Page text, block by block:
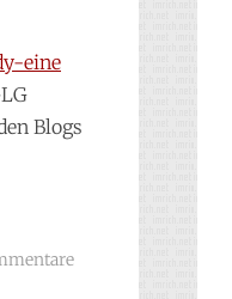
eine
Blogs